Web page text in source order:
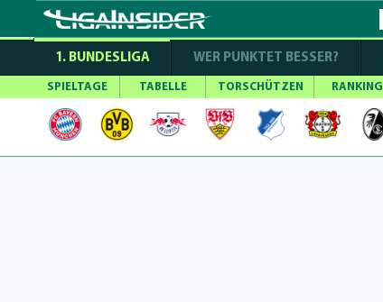
1. BUNDESLIGA WER PUNKTET BESSER?
SPIELTAGE TABELLE TORSCHÜTZEN RANKING